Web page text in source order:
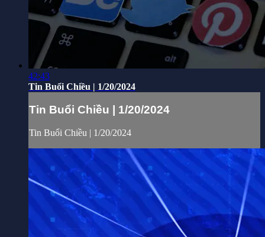
42:43
Tin Buổi Chiều | 1/20/2024
Tin Buổi Chiều | 1/20/2024
Tin Buổi Chiều | 1/20/2024